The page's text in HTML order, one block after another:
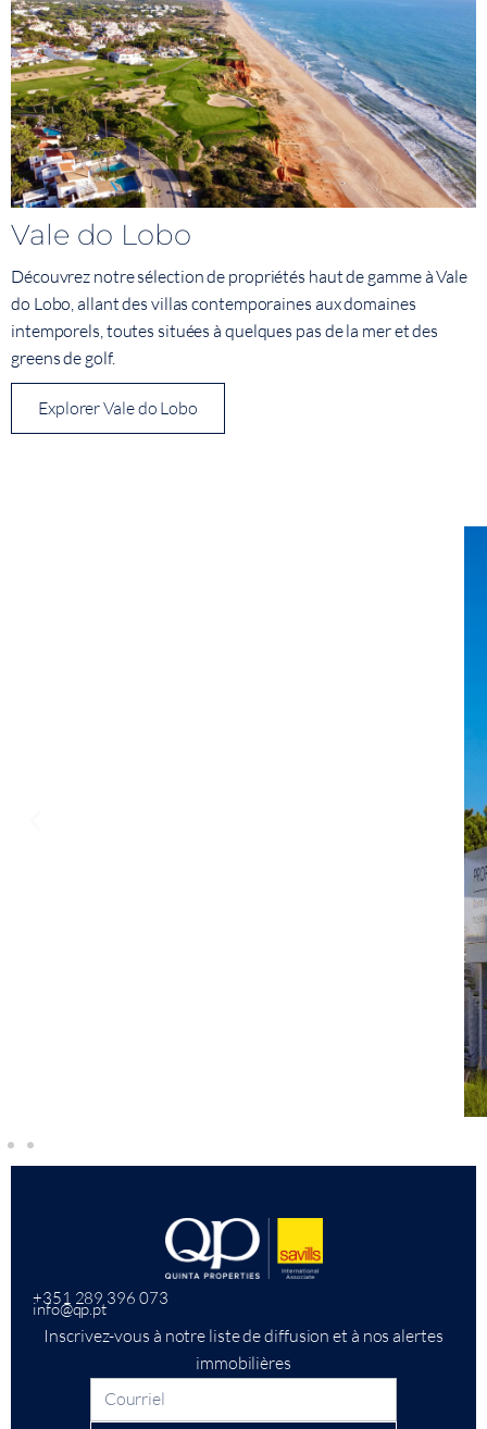
Vale do Lobo
Découvrez notre sélection de propriétés haut de gamme à Vale
do Lobo, allant des villas contemporaines aux domaines
intemporels, toutes situées à quelques pas de la mer et des
greens de golf.
Explorer Vale do Lobo
+351 289 396 073
info@qp.pt
Inscrivez-vous à notre liste de diffusion et à nos alertes
immobilières